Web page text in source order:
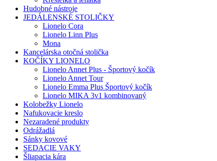
Hudobné nástroje
JEDÁLENSKÉ STOLIČKY
Lionelo Cora
Lionelo Linn Plus
Mona
Kancelárska otočná stolička
KOČÍKY LIONELO
Lionelo Annet Plus - Športový kočík
Lionelo Annet Tour
Lionelo Emma Plus Športový kočík
Lionelo MIKA 3v1 kombinovaný
Kolobežky Lionelo
Nafukovacie kreslo
Nezaradené produkty
Odrážadlá
Sánky kovové
SEDACIE VAKY
Šliapacia kára